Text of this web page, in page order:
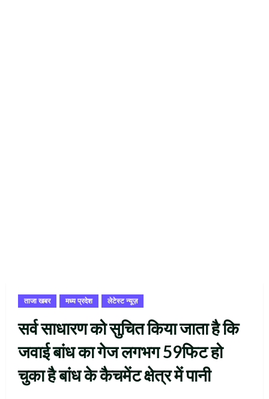
ताजा खबर मध्य प्रदेश लेटेस्ट न्यूज़
सर्व साधारण को सुचित किया जाता है कि
जवाई बांध का गेज लगभग 59फिट हो
चुका है बांध के कैचमेंट क्षेत्र में पानी